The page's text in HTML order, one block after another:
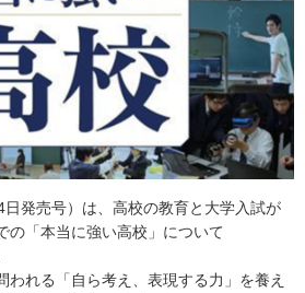
日発売号）は、高校の教育と大学入試が
の「本当に強い高校」について
われる「自ら考え、表現する力」を養え